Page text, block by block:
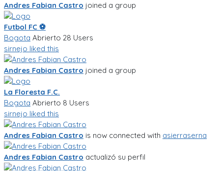
Andres Fabian Castro joined a group
Futbol FC ⚽️
Bogota Abrierto 28 Users
sirnejo liked this
Andres Fabian Castro joined a group
La Floresta F.C.
Bogota Abrierto 8 Users
sirnejo liked this
Andres Fabian Castro is now connected with asierraserna
Andres Fabian Castro actualizó su perfil